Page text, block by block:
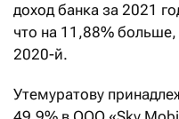
доход банка за 2021
что на 11,88%
2020-й.
Утемуратову